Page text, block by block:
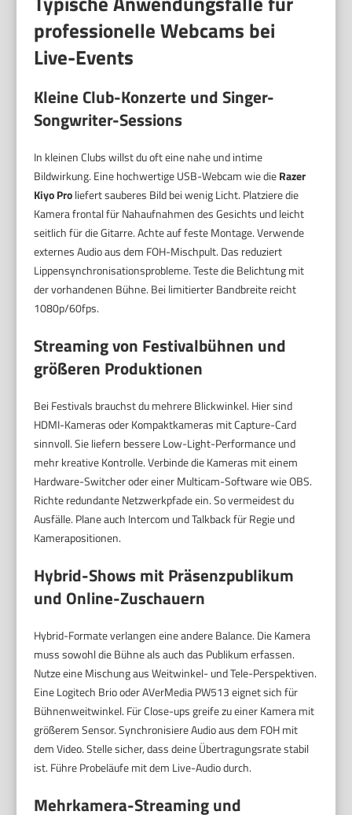
professionelle Webcams bei
Live-Events
Kleine Club-Konzerte und Singer-
Songwriter-Sessions
In kleinen Clubs willst du oft eine nahe und intime
Bildwirkung. Eine hochwertige USB-Webcam wie dieRazer
Kiyo Proliefert sauberes Bild bei wenig Licht. Platziere die
Kamera frontal für Nahaufnahmen des Gesichts und leicht
seitlich für die Gitarre. Achte auf feste Montage. Verwende
externes Audio aus dem FOH-Mischpult. Das reduziert
Lippensynchronisationsprobleme. Teste die Belichtung mit
der vorhandenen Bühne. Bei limitierter Bandbreite reicht
1080p/60fps.
Streaming von Festivalbühnen und
größeren Produktionen
Bei Festivals brauchst du mehrere Blickwinkel. Hier sind
HDMI-Kameras oder Kompaktkameras mit Capture-Card
sinnvoll. Sie liefern bessere Low-Light-Performance und
mehr kreative Kontrolle. Verbinde die Kameras mit einem
Hardware-Switcher oder einer Multicam-Software wie OBS.
Richte redundante Netzwerkpfade ein. So vermeidest du
Ausfälle. Plane auch Intercom und Talkback für Regie und
Kamerapositionen.
Hybrid-Shows mit Präsenzpublikum
und Online-Zuschauern
Hybrid-Formate verlangen eine andere Balance. Die Kamera
muss sowohl die Bühne als auch das Publikum erfassen.
Nutze eine Mischung aus Weitwinkel- und Tele-Perspektiven.
Eine Logitech Brio oder AVerMedia PW513 eignet sich für
Bühnenweitwinkel. Für Close-ups greife zu einer Kamera mit
größerem Sensor. Synchronisiere Audio aus dem FOH mit
dem Video. Stelle sicher, dass deine Übertragungsrate stabil
ist. Führe Probeläufe mit dem Live-Audio durch.
Mehrkamera-Streaming und